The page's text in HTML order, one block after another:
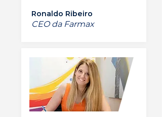
Ronaldo Ribeiro
CEO da Farmax